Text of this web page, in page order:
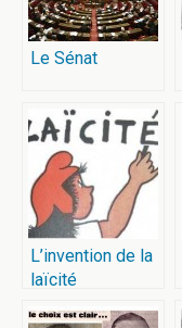
Le Sénat
L’invention de la
laïcité